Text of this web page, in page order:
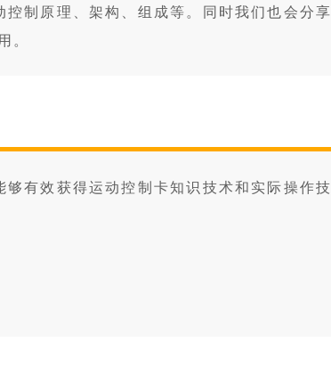
制原理、架构、组成等。同时我们也会分享
有效获得运动控制卡知识技术和实际操作技